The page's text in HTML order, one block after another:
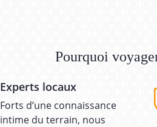
Pourquoi
Experts locaux
Forts d’une connaissance
intime du terrain, nous